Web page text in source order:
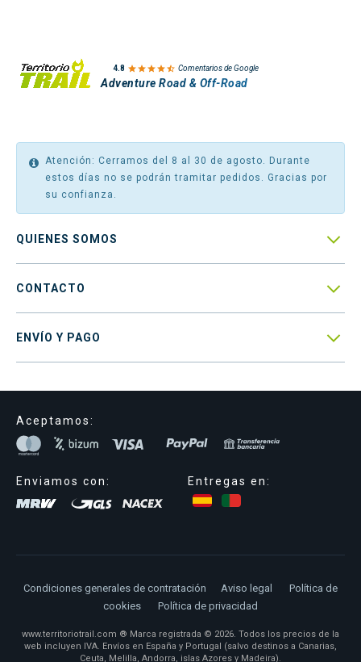
4.8  Comentarios de Google
Adventure Road & Off-Road
Atención: Cerramos del 8 al 30 de agosto. Durante
estos días no se podrán tramitar pedidos. Gracias por
su confianza.
QUIENES SOMOS 
CONTACTO 
ENVÍO Y PAGO 
Aceptamos:
Enviamos con: Entregas en:
Condiciones generales de contratación Aviso legal
Política de
cookies
Política de privacidad
www.territoriotrail.com ® Marca registrada © 2026. Todos los precios de la
web incluyen IVA. Envíos en España y Portugal (salvo destinos a Canarias,
Ceuta, Melilla, Andorra, islas Azores y Madeira).